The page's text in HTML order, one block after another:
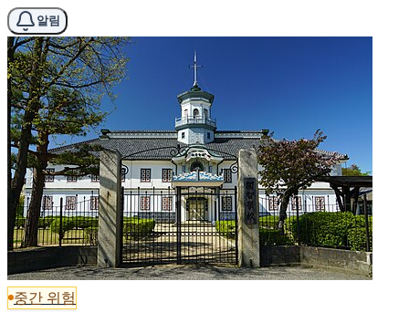
알림
중간 위험